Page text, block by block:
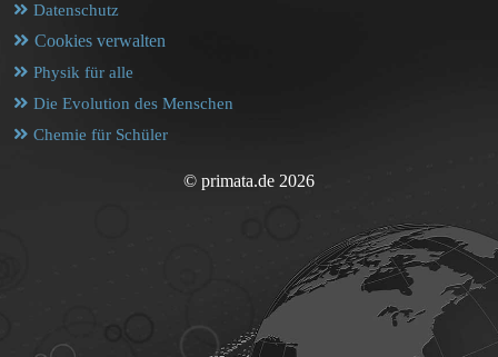
Datenschutz
Cookies verwalten
Physik für alle
Die Evolution des Menschen
Chemie für Schüler
© primata.de 2026